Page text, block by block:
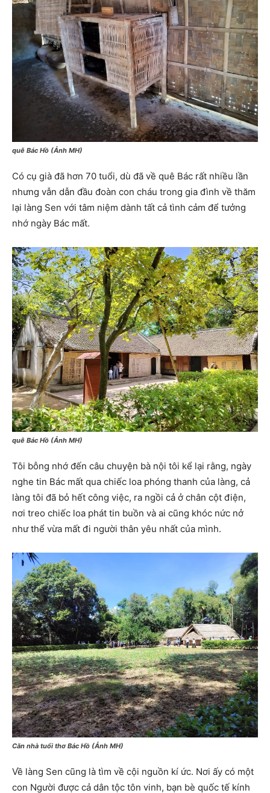
quê Bác Hồ (Ảnh MH)
Có cụ già đã hơn 70 tuổi, dù đã về quê Bác rất nhiều lần
nhưng vẫn dẫn đầu đoàn con cháu trong gia đình về thăm
lại làng Sen với tâm niệm dành tất cả tình cảm để tưởng
nhớ ngày Bác mất.
quê Bác Hồ (Ảnh MH)
Tôi bỗng nhớ đến câu chuyện bà nội tôi kể lại rằng, ngày
nghe tin Bác mất qua chiếc loa phóng thanh của làng, cả
làng tôi đã bỏ hết công việc, ra ngồi cả ở chân cột điện,
nơi treo chiếc loa phát tin buồn và ai cũng khóc nức nở
như thể vừa mất đi người thân yêu nhất của mình.
Căn nhà tuổi thơ Bác Hồ (Ảnh MH)
Về làng Sen cũng là tìm về cội nguồn kí ức. Nơi ấy có một
con Người được cả dân tộc tôn vinh, bạn bè quốc tế kính